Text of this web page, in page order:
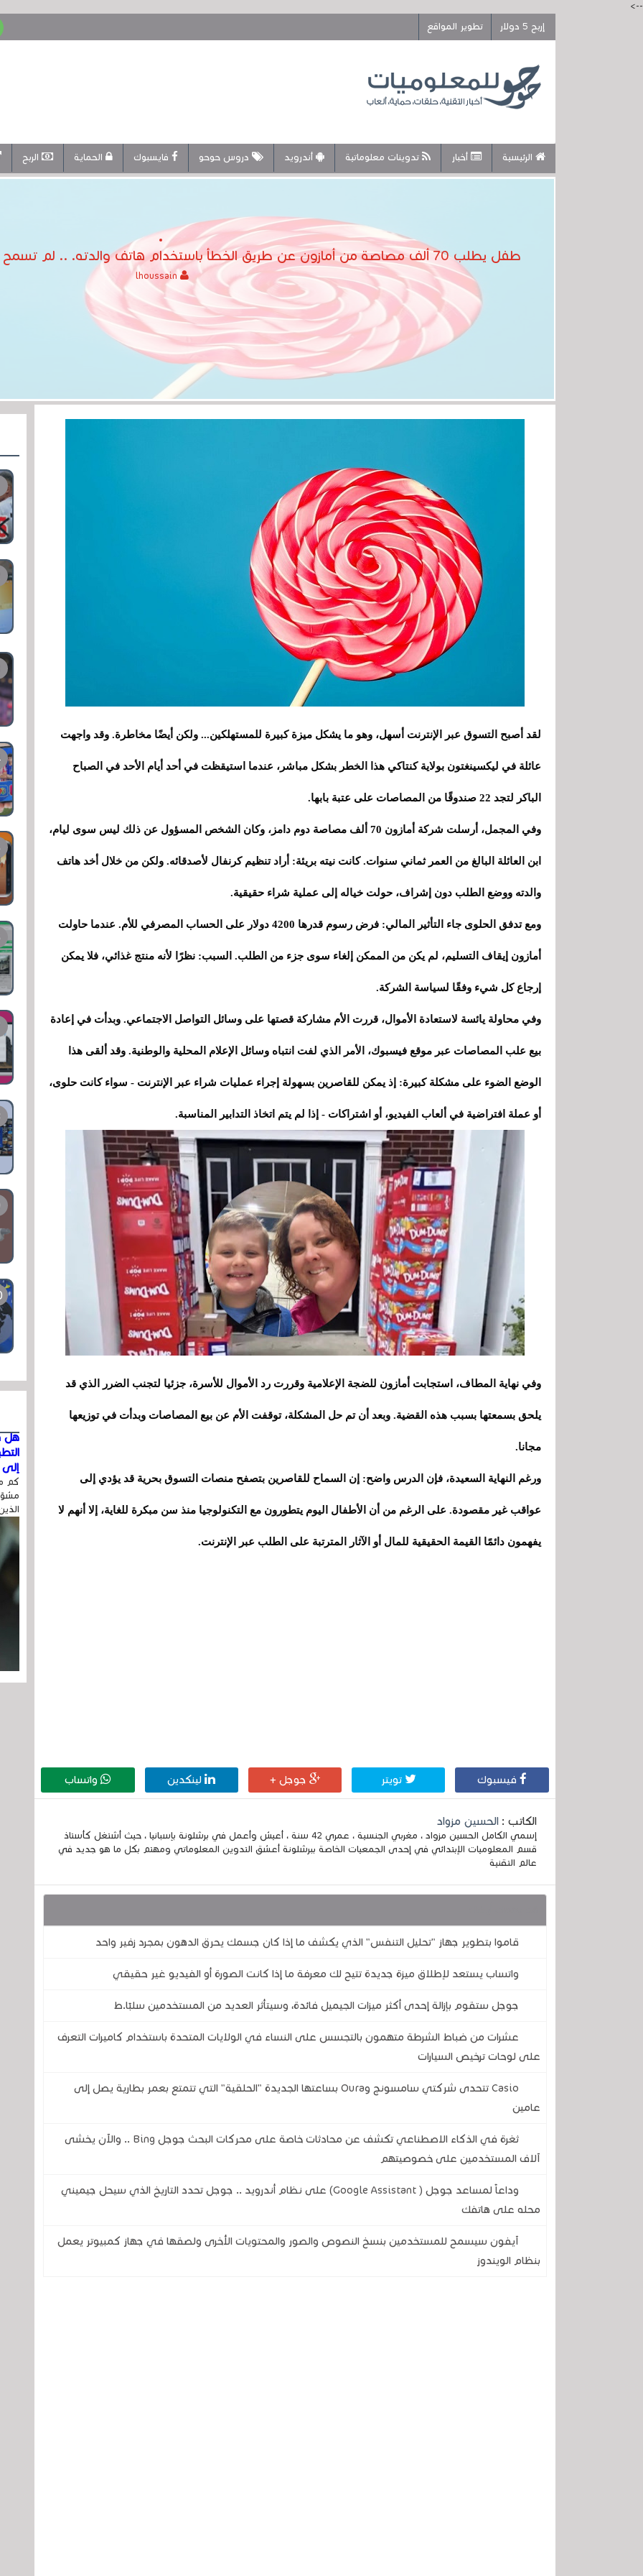
-->
إربح 5 دولار
تطوير المواقع
الرئيسية أخبار تدوينات معلوماتية أندرويد دروس حوحو فايسبوك الحماية الربح
طفل يطلب 70 ألف مصاصة من أمازون عن طريق الخطأ باستخدام هاتف والدته. .. لم تسمح له أمازون بإعادته لأنه كان "طعامًا"
لقد أصبح التسوق عبر الإنترنت أسهل، وهو ما يشكل ميزة كبيرة للمستهلكين... ولكن أيضًا مخاطرة. وقد واجهت
عائلة في ليكسينغتون بولاية كنتاكي هذا الخطر بشكل مباشر، عندما استيقظت في أحد أيام الأحد في الصباح
الباكر لتجد 22 صندوقًا من المصاصات على عتبة بابها.
وفي المجمل، أرسلت شركة أمازون 70 ألف مصاصة دوم دامز، وكان الشخص المسؤول عن ذلك ليس سوى ليام،
ابن العائلة البالغ من العمر ثماني سنوات. كانت نيته بريئة: أراد تنظيم كرنفال لأصدقائه. ولكن من خلال أخد هاتف
والدته ووضع الطلب دون إشراف، حولت خياله إلى عملية شراء حقيقية.
ومع تدفق الحلوى جاء التأثير المالي: فرض رسوم قدرها 4200 دولار على الحساب المصرفي للأم. عندما حاولت
أمازون إيقاف التسليم، لم يكن من الممكن إلغاء سوى جزء من الطلب. السبب: نظرًا لأنه منتج غذائي، فلا يمكن
إرجاع كل شيء وفقًا لسياسة الشركة.
وفي محاولة يائسة لاستعادة الأموال، قررت الأم مشاركة قصتها على وسائل التواصل الاجتماعي. وبدأت في إعادة
بيع علب المصاصات عبر موقع فيسبوك، الأمر الذي لفت انتباه وسائل الإعلام المحلية والوطنية. وقد ألقى هذا
الوضع الضوء على مشكلة كبيرة: إذ يمكن للقاصرين بسهولة إجراء عمليات شراء عبر الإنترنت - سواء كانت حلوى،
أو عملة افتراضية في ألعاب الفيديو، أو اشتراكات - إذا لم يتم اتخاذ التدابير المناسبة.
وفي نهاية المطاف، استجابت أمازون للضجة الإعلامية وقررت رد الأموال للأسرة، جزئيا لتجنب الضرر الذي قد
يلحق بسمعتها بسبب هذه القضية. وبعد أن تم حل المشكلة، توقفت الأم عن بيع المصاصات وبدأت في توزيعها
مجانا.
ورغم النهاية السعيدة، فإن الدرس واضح: إن السماح للقاصرين بتصفح منصات التسوق بحرية قد يؤدي إلى
عواقب غير مقصودة. على الرغم من أن الأطفال اليوم يتطورون مع التكنولوجيا منذ سن مبكرة للغاية، إلا أنهم لا
يفهمون دائمًا القيمة الحقيقية للمال أو الآثار المترتبة على الطلب عبر الإنترنت.
فيسبوك تويتر جوجل + لينكدين واتساب
الكاتب : الحسين مزواد
إسمي الكامل الحسين مزواد ، مغربي الجنسية ، عمري 42 سنة ، أعيش وأعمل في برشلونة بإسبانيا ، حيث أشتغل كأستاذ
قسم المعلوميات الإبتدائي في إحدى الجمعيات الخاصة ببرشلونة أعشق التدوين المعلوماتي ومهتم بكل ما هو جديد في
عالم التقنية
قاموا بتطوير جهاز "تحليل التنفس" الذي يكشف ما إذا كان جسمك يحرق الدهون بمجرد زفير واحد
واتساب يستعد لإطلاق ميزة جديدة تتيح لك معرفة ما إذا كانت الصورة أو الفيديو غير حقيقي
جوجل ستقوم بإزالة إحدى أكثر ميزات الجيميل فائدة، وسيتأثر العديد من المستخدمين سلبًا.ط
عشرات من ضباط الشرطة متهمون بالتجسس على النساء في الولايات المتحدة باستخدام كاميرات التعرف
على لوحات ترخيص السيارات
Casio تتحدى شركتي سامسونج وOura بساعتها الجديدة "الحلقية" التي تتمتع بعمر بطارية يصل إلى
عامين
ثغرة في الذكاء الاصطناعي تكشف عن محادثات خاصة على محركات البحث جوجل Bing .. والآن يخشى
آلاف المستخدمين على خصوصيتهم
وداعاً لمساعد جوجل ( Google Assistant) على نظام أندرويد .. جوجل تحدد التاريخ الذي سيحل جيميني
محله على هاتفك
آيفون سيسمح للمستخدمين بنسخ النصوص والصور والمحتويات الأخرى ولصقها في جهاز كمبيوتر يعمل
بنظام الويندوز
هل
إلى
كم